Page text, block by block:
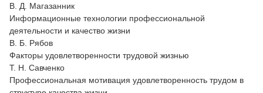
В. Д. Магазанник
Информационные технологии профессиональной
деятельности и качество жизни
В. Б. Рябов
Факторы удовлетворенности трудовой жизнью
Т. Н. Савченко
Профессиональная мотивация удовлетворенность трудом в